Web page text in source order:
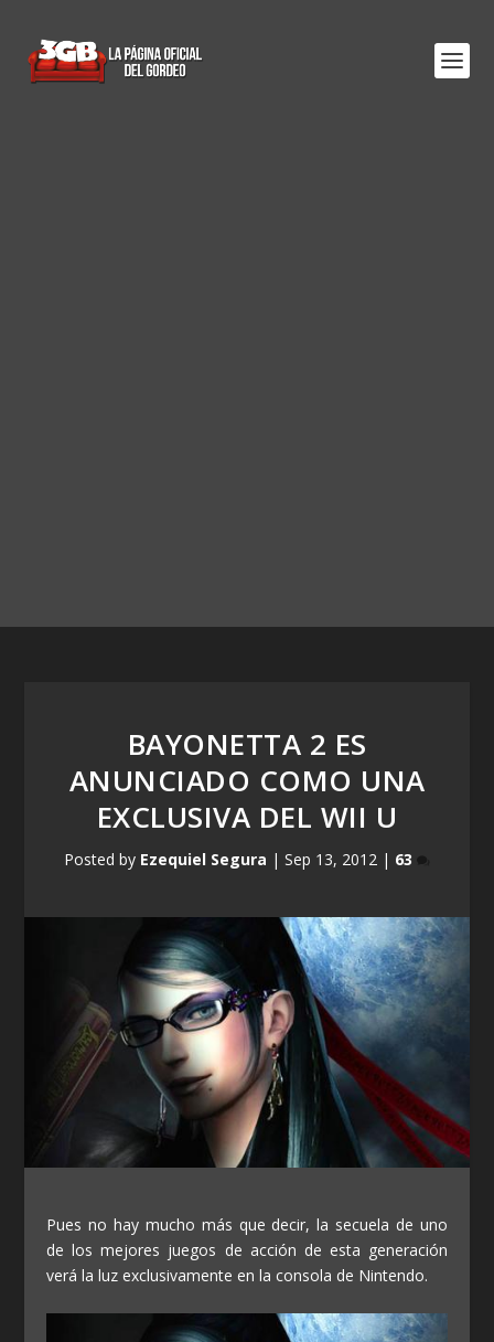
BAYONETTA 2 ES
ANUNCIADO COMO UNA
EXCLUSIVA DEL WII U
Posted by Ezequiel Segura | Sep 13, 2012 | 63
Pues no hay mucho más que decir, la secuela de uno
de los mejores juegos de acción de esta generación
verá la luz exclusivamente en la consola de Nintendo.